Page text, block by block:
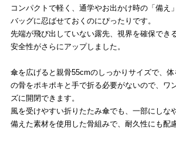
コンパクトで軽く、通学やお出かけ時の「備え
バッグに忍ばせておくのにぴったりです。
先端が飛び出していない露先、視界を確保でき
安全性がさらにアップしました。
傘を広げると親骨55cmのしっかりサイズで、
の骨をポキポキと手で折る必要がないので、ワ
ズに開閉できます。
風を受けやすい折りたたみ傘でも、一部にしな
備えた素材を使用した骨組みで、耐久性にも配